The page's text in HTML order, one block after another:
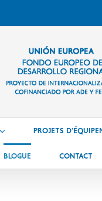
PROJETS
BLOGUE CONTACT